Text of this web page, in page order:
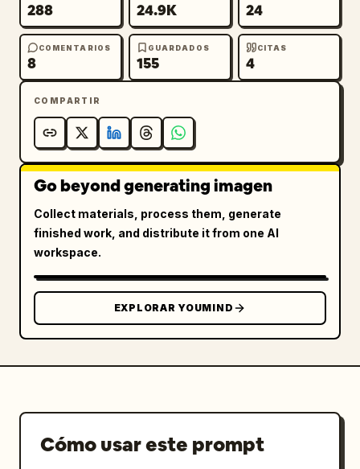
{"number":4,"title":"Consideraciones
adicionales","items":{"count":4,"items":
[{"icon":"person","label":"Generación de
personas reales"},
nombres de obras"},{"icon":"id
card","label":"Atribución de créditos"},
{"icon":"checklist","label":"Cumplimiento de
políticas"}]}}],"footer":{"style":"banner
azul oscuro","text":"
restricciones de forma específica y
realizar correcciones graduales, puedes
generar imágenes de mayor calidad.
288 24.9K 24
COMENTARIOS
8
GUARDADOS
155
CITAS
4
COMPARTIR
Go beyond generating imagen
Collect materials, process them, generate
finished work, and distribute it from one AI
workspace.
EXPLORAR YOUMIND
Cómo usar este prompt